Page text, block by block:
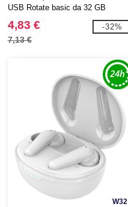
USB Rotate basic da 32 GB
4,83 €
7,13 €
-32%
W32